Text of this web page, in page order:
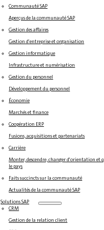
Communauté SAP
Aperçus de la communauté SAP
Gestion des affaires
Gestion d'entreprise et organisation
Gestion informatique
Infrastructure et numérisation
Gestion du personnel
Développement du personnel
Économie
Marchés et finance
Coopération ERP
Fusions, acquisitions et partenariats
Carrière
Monter, descendre, changer d'orientation et
le pays
Faits succincts sur la communauté
Actualités de la communauté SAP
Solutions SAP
CRM
Gestion de la relation client